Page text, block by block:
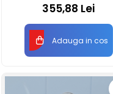
RS vertical cu bila
355,88 Lei
Adauga in cos